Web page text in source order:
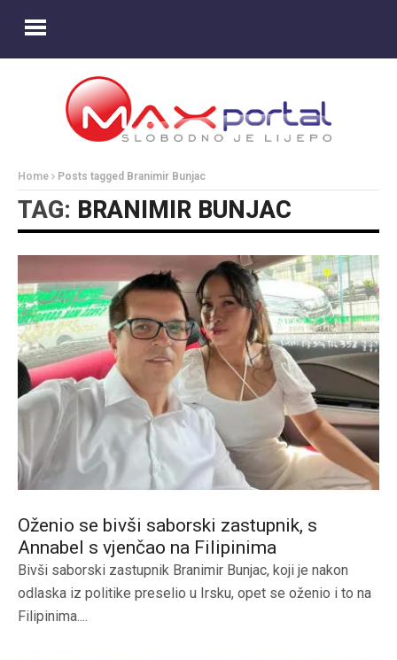
Home Posts tagged Branimir Bunjac
TAG: BRANIMIR BUNJAC
Oženio se bivši saborski zastupnik, s
Annabel s vjenčao na Filipinima
Bivši saborski zastupnik Branimir Bunjac, koji je nakon
odlaska iz politike preselio u Irsku, opet se oženio i to na
Filipinima....